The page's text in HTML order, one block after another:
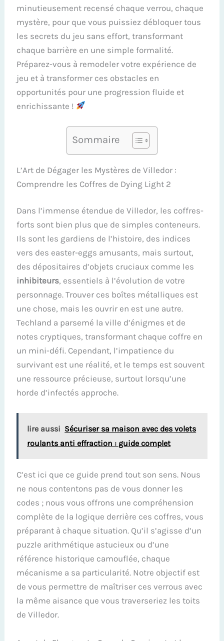
minutieusement recensé chaque verrou, chaque
mystère, pour que vous puissiez débloquer tous
les secrets du jeu sans effort, transformant
chaque barrière en une simple formalité.
Préparez-vous à remodeler votre expérience de
jeu et à transformer ces obstacles en
opportunités pour une progression fluide et
enrichissante !
Sommaire
L’Art de Dégager les Mystères de Villedor :
Comprendre les Coffres de Dying Light 2
Dans l’immense étendue de Villedor, les coffres-
forts sont bien plus que de simples conteneurs.
Ils sont les gardiens de l’histoire, des indices
vers des easter-eggs amusants, mais surtout,
des dépositaires d’objets cruciaux comme les
inhibiteurs, essentiels à l’évolution de votre
personnage. Trouver ces boîtes métalliques est
une chose, mais les ouvrir en est une autre.
Techland a parsemé la ville d’énigmes et de
notes cryptiques, transformant chaque coffre en
un mini-défi. Cependant, l’impatience du
survivant est une réalité, et le temps est souvent
une ressource précieuse, surtout lorsqu’une
horde d’infectés approche.
lire aussi Sécuriser sa maison avec des volets
roulants anti effraction : guide complet
C’est ici que ce guide prend tout son sens. Nous
ne nous contentons pas de vous donner les
codes ; nous vous offrons une compréhension
complète de la logique derrière ces coffres, vous
préparant à chaque situation. Qu’il s’agisse d’un
puzzle arithmétique astucieux ou d’une
référence historique camouflée, chaque
mécanisme a sa particularité. Notre objectif est
de vous permettre de maîtriser ces verrous avec
la même aisance que vous traverseriez les toits
de Villedor.